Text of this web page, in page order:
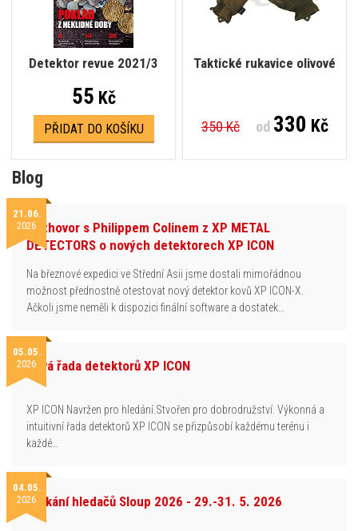
Detektor revue 2021/3
55 Kč
PŘIDAT DO KOŠÍKU
Taktické rukavice olivové
350 Kč od330 Kč
Blog
21.06.
2026Rozhovor s Philippem Colinem z XP METAL
DETECTORS o nových detektorech XP ICON
Na březnové expedici ve Střední Asii jsme dostali mimořádnou
možnost přednostně otestovat nový detektor kovů XP ICON-X.
Ačkoli jsme neměli k dispozici finální software a dostatek…
05.05.
2026Nová řada detektorů XP ICON
XP ICON Navržen pro hledání.Stvořen pro dobrodružství. Výkonná a
intuitivní řada detektorů XP ICON se přizpůsobí každému terénu i
každé…
04.05.
2026Setkání hledačů Sloup 2026 - 29.-31. 5. 2026